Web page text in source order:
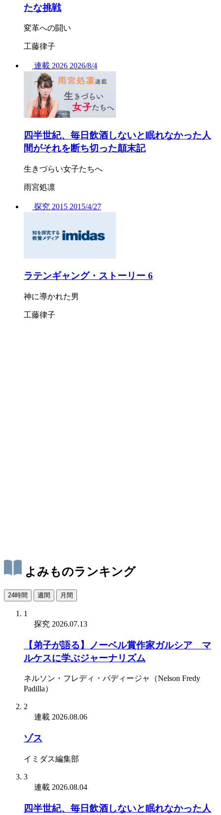
たな挑戦
変革への闘い
工藤律子
連載 2026 2026/8/4
四半世紀、毎日飲酒しないと眠れなかった人
間がそれを断ち切った顛末記
生きづらい女子たちへ
雨宮処凛
探究 2015 2015/4/27
ラテンギャング・ストーリー 6
神に導かれた男
工藤律子
よみものランキング
24時間 週間 月間
1
探究 2026.07.13
【弟子が語る】ノーベル賞作家ガルシア゠マ
ルケスに学ぶジャーナリズム
ネルソン・フレディ・パディージャ（Nelson Fredy
Padilla）
2
連載 2026.08.06
ゾス
イミダス編集部
3
連載 2026.08.04
四半世紀、毎日飲酒しないと眠れなかった人